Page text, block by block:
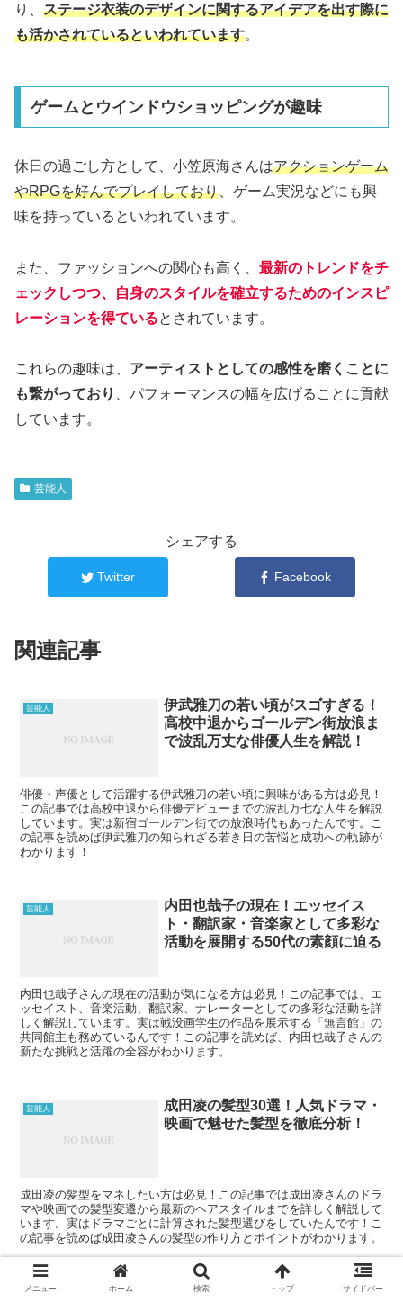
り、 ステージ衣装のデザインに関するアイデアを出す際に
も活かされているといわれています。
ゲームとウインドウショッピングが趣味
休日の過ごし方として、小笠原海さんはアクションゲーム
やRPGを好んでプレイしており 、ゲーム実況などにも興
味を持っているといわれています。
また、ファッションへの関心も高く、 最新のトレンドをチ
ェックしつつ、自身のスタイルを確立するためのインスピ
レーションを得ているとされています。
これらの趣味は、 アーティストとしての感性を磨くことに
も繋がっており
、パフォーマンスの幅を広げることに貢献
しています。
芸能人
シェアする
Twitter Facebook
関連記事
芸能人
伊武雅刀の若い頃がスゴすぎる！
高校中退からゴールデン街放浪ま
で波乱万丈な俳優人生を解説！
俳優・声優として活躍する伊武雅刀の若い頃に興味がある方は必見！
この記事では高校中退から俳優デビューまでの波乱万七な人生を解説
しています。実は新宿ゴールデン街での放浪時代もあったんです。こ
の記事を読めば伊武雅刀の知られざる若き日の苦悩と成功への軌跡が
わかります！
芸能人
内田也哉子の現在！エッセイス
ト・翻訳家・音楽家として多彩な
活動を展開する50代の素顔に迫る
内田也哉子さんの現在の活動が気になる方は必見！この記事では、エ
ッセイスト、音楽活動、翻訳家、ナレーターとしての多彩な活動を詳
しく解説しています。実は戦没画学生の作品を展示する「無言館」の
共同館主も務めているんです！この記事を読めば、内田也哉子さんの
新たな挑戦と活躍の全容がわかります。
芸能人
成田凌の髪型30選！人気ドラマ・
映画で魅せた髪型を徹底分析！
成田凌の髪型をマネしたい方は必見！この記事では成田凌さんのドラ
マや映画での髪型変遷から最新のヘアスタイルまでを詳しく解説して
います。実はドラマごとに計算された髪型選びをしていたんです！こ
の記事を読めば成田凌さんの髪型の作り方とポイントがわかります。
芸能人
内田也哉子の結婚から子どもま
メニュー ホーム 検索 トップ サイドバー